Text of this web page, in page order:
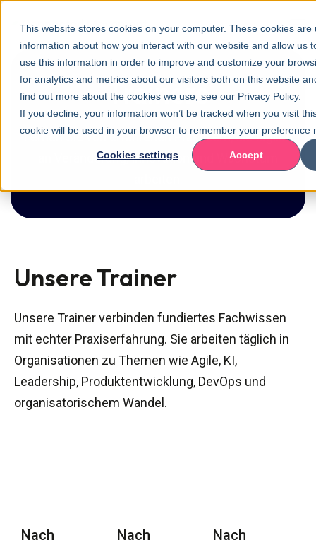
This website stores cookies on your computer. These cookies are
information about how you interact with our website and allow us
use this information in order to improve and customize your
for analytics and metrics about our visitors both on this website
find out more about the cookies we use, see our Privacy Policy.
If you decline, your information won’t be tracked when you visit
cookie will be used in your browser to remember your preference
Cookies settings Accept
Trainers
Lernen Sie von erfahrenen Praktikern, die täglich
an Veränderung, Innovation und Wachstum
Unsere Trainer
Unsere Trainer verbinden fundiertes Fachwissen
mit echter Praxiserfahrung. Sie arbeiten täglich in
Organisationen zu Themen wie Agile, KI,
Leadership, Produktentwicklung, DevOps und
organisatorischem Wandel.
Nach
Nach
Nach